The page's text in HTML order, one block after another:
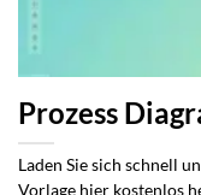
Prozess
Laden Sie sich schnell
Vorlage hier kostenlos